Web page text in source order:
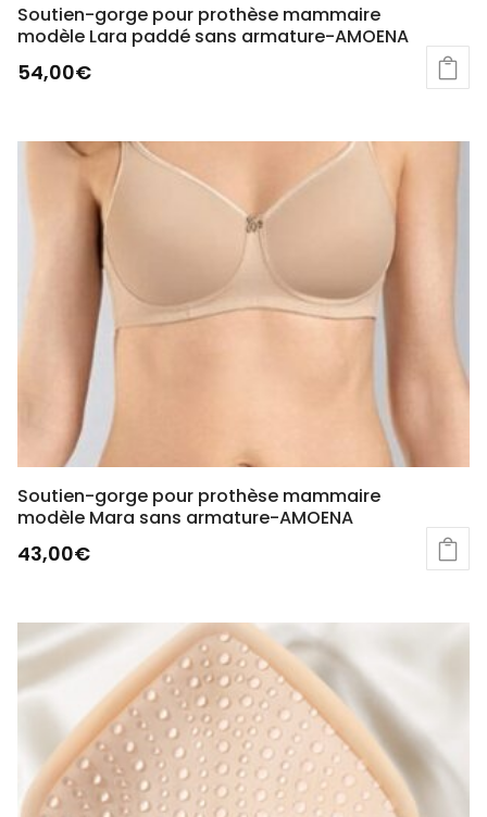
Soutien-gorge pour prothèse mammaire
modèle Lara paddé sans armature-AMOENA
54,00€
a
variations.
la
Soutien-gorge pour prothèse mammaire
modèle Mara sans armature-AMOENA
43,00€
a
plusieurs
variations.
peuvent
choisies